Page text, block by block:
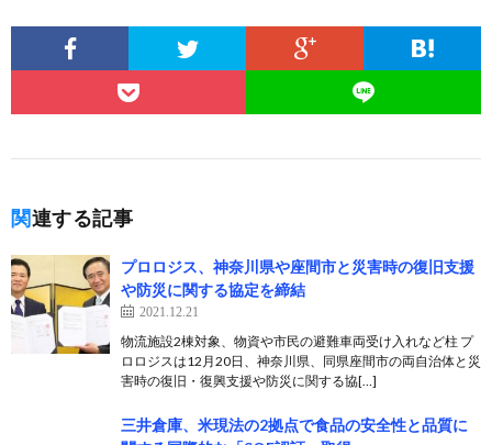
関連する記事
プロロジス、神奈川県や座間市と災害時の復旧支援
や防災に関する協定を締結
2021.12.21
物流施設2棟対象、物資や市民の避難車両受け入れなど柱 プ
ロロジスは12月20日、神奈川県、同県座間市の両自治体と災
害時の復旧・復興支援や防災に関する協[…]
三井倉庫、米現法の2拠点で食品の安全性と品質に